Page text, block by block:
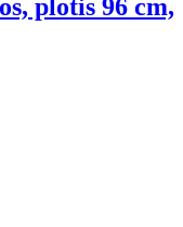
plotis 96 cm,